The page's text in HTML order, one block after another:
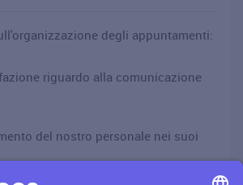
degli appuntamenti:
riguardo alla comunicazione
del nostro personale nei suoi